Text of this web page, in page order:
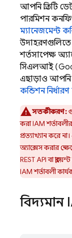
আপনি প্রতিটি
পারমিশন
ম্যানেজমেন্ট
শর্তসাপেক্ষ
সিএলআই
এছাড়াও আপনি
কন্ডিশন
সতর্কীকরণ:
করা IAM
প্রত্যাখ্যান করে
অ্যাক্সেস করার
REST API বা
IAM শর্তাবলী